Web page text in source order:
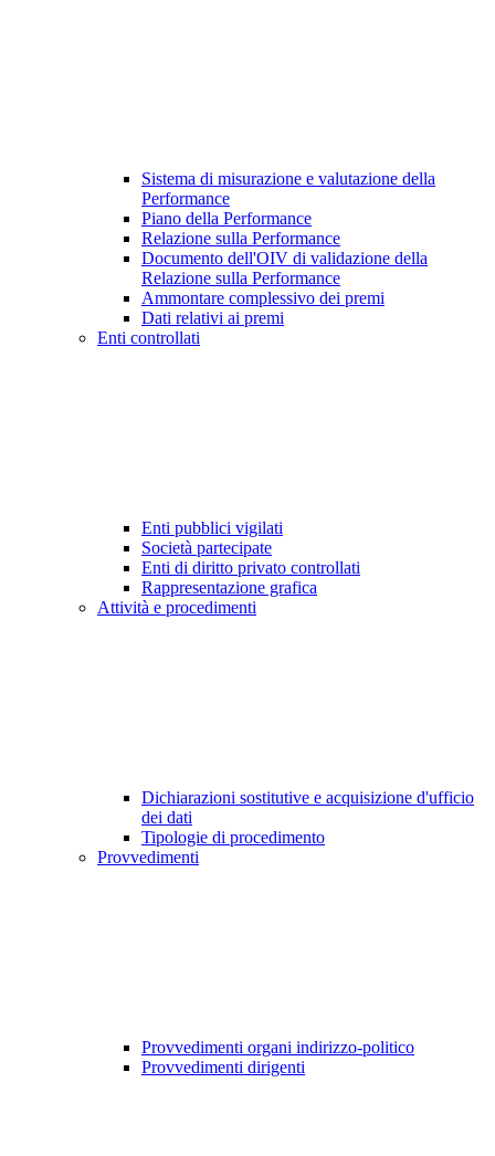
Sistema di misurazione e valutazione della
Performance
Piano della Performance
Relazione sulla Performance
Documento dell'OIV di validazione della
Relazione sulla Performance
Ammontare complessivo dei premi
Dati relativi ai premi
Enti controllati
Enti pubblici vigilati
Società partecipate
Enti di diritto privato controllati
Rappresentazione grafica
Attività e procedimenti
Dichiarazioni sostitutive e acquisizione d'ufficio
dei dati
Tipologie di procedimento
Provvedimenti
Provvedimenti organi indirizzo-politico
Provvedimenti dirigenti